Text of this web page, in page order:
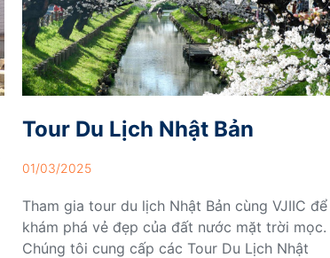
Tour Du Lịch Nhật Bản
01/03/2025
Tham gia tour du lịch Nhật Bản cùng VJIIC để
khám phá vẻ đẹp của đất nước mặt trời mọc.
Chúng tôi cung cấp các Tour Du Lịch Nhật